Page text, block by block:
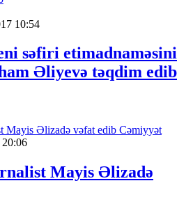
10:54
səfiri etimadnaməsini
Əliyevə təqdim edib
Cəmiyyət
Mayis Əlizadə